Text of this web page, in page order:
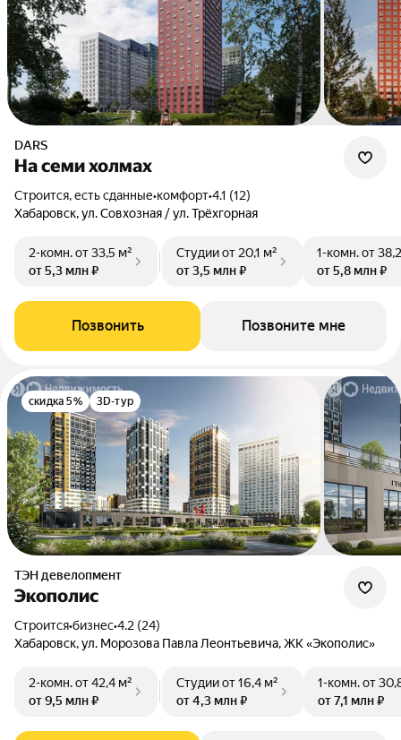
DARS
На семи холмах
Строится, есть сданные•комфорт•4.1 (12)
Хабаровск, ул. Совхозная / ул. Трёхгорная
2-комн.от 33,5 м²
от 5,3 млн ₽
Студииот 20,1 м²
от 3,5 млн ₽
1-комн.от
от 5,8 млн ₽
Позвонить Позвоните мне
скидка 5% 3D-тур
ТЭН девелопмент
Экополис
Строится•бизнес•4.2 (24)
Хабаровск, ул. Морозова Павла Леонтьевича, ЖК «Экополис»
2-комн.от 42,4 м²
от 9,5 млн ₽
Студииот 16,4 м²
от 4,3 млн ₽
1-комн.от
от 7,1 млн ₽